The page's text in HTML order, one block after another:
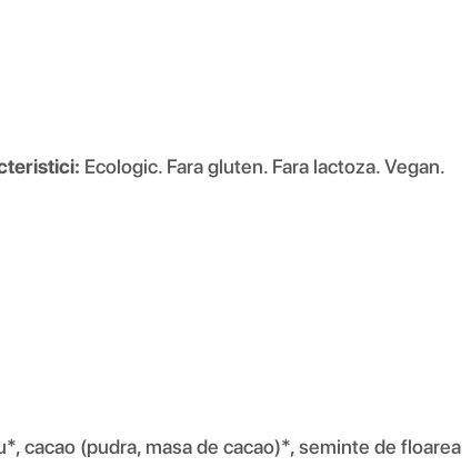
Ecologic. Fara gluten. Fara lactoza. Vegan.
cacao (pudra, masa de cacao)*, seminte de floarea